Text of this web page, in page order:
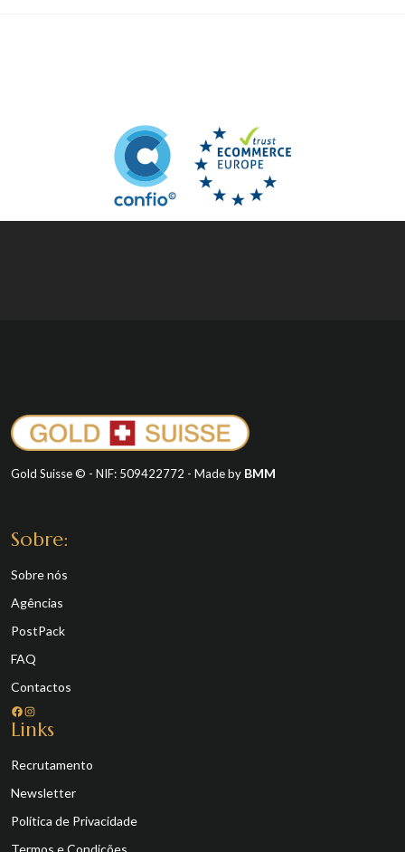
Gold Suisse © - NIF: 509422772 - Made by BMM
Sobre:
Sobre nós
Agências
PostPack
FAQ
Contactos
Facebook Instagram
Links
Recrutamento
Newsletter
Política de Privacidade